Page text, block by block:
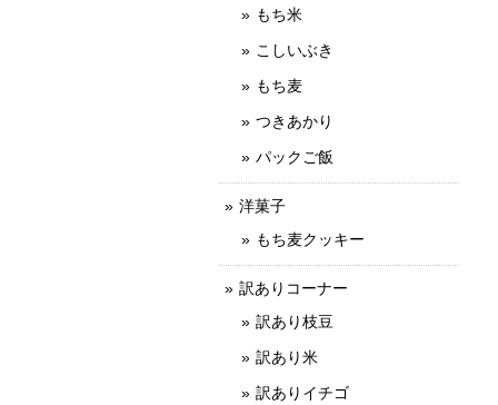
もち米
こしいぶき
もち麦
つきあかり
パックご飯
洋菓子
もち麦クッキー
訳ありコーナー
訳あり枝豆
訳あり米
訳ありイチゴ